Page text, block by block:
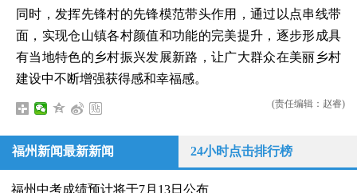
同时，发挥先锋村的先锋模范带头作用，通过以点串线带
面，实现仓山镇各村颜值和功能的完美提升，逐步形成具
有当地特色的乡村振兴发展新路，让广大群众在美丽乡村
建设中不断增强获得感和幸福感。
(责任编辑：赵睿)
福州新闻最新新闻 24小时点击排行榜
福州中考成绩预计将于7月13日公布